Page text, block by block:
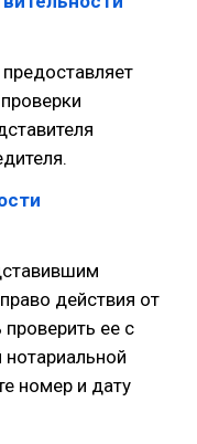
действия от
проверить ее с
номер и дату